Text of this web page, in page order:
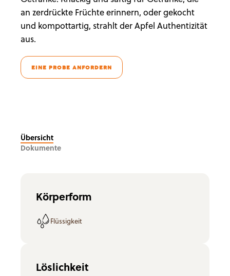
an zerdrückte Früchte erinnern, oder gekocht
und kompottartig, strahlt der Apfel Authentizität
aus.
EINE PROBE ANFORDERN
Übersicht
Dokumente
Körperform
Flüssigkeit
Löslichkeit